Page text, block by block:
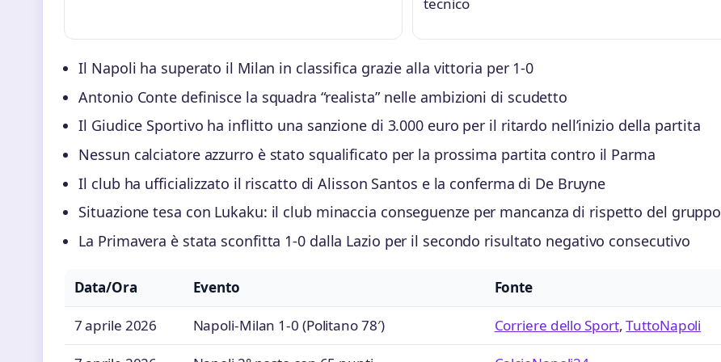
tecnico
Il Napoli ha superato il Milan in classifica grazie alla vittoria per 1-0
Antonio Conte definisce la squadra “realista” nelle ambizioni di scudetto
Il Giudice Sportivo ha inflitto una sanzione di 3.000 euro per il ritardo nell’inizio della partita
Nessun calciatore azzurro è stato squalificato per la prossima partita contro il Parma
Il club ha ufficializzato il riscatto di Alisson Santos e la conferma di De Bruyne
Situazione tesa con Lukaku: il club minaccia conseguenze per mancanza di rispetto del gruppo
La Primavera è stata sconfitta 1-0 dalla Lazio per il secondo risultato negativo consecutivo
Data/Ora Evento Fonte
7 aprile 2026 Napoli-Milan 1-0 (Politano 78′) Corriere dello Sport,TuttoNapoli